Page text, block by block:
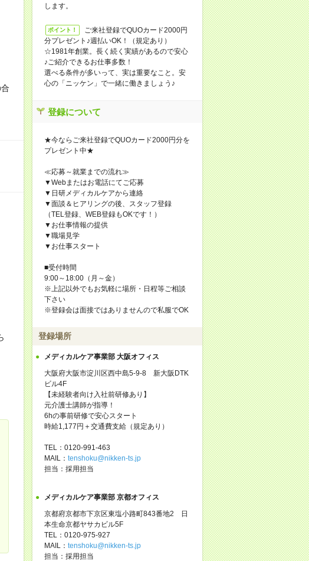
します。
ポイント！
ご来社登録でQUOカード2000円
分プレゼント♪週払いOK！（規定あり）
☆1981年創業。長く続く実績があるので安心
♪ご紹介できるお仕事多数！
選べる条件が多いって、実は重要なこと。安
心の「ニッケン」で一緒に働きましょう♪
登録について
★今ならご来社登録でQUOカード2000円分を
プレゼント中★
≪応募～就業までの流れ≫
▼Webまたはお電話にてご応募
▼日研メディカルケアから連絡
▼面談＆ヒアリングの後、スタッフ登録
（TEL登録、WEB登録もOKです！）
▼お仕事情報の提供
▼職場見学
▼お仕事スタート
■受付時間
9:00～18:00（月～金）
※上記以外でもお気軽に場所・日程等ご相談
下さい
※登録会は面接ではありませんので私服でOK
登録場所
メディカルケア事業部 大阪オフィス
大阪府大阪市淀川区西中島5-9-8 新大阪DTK
ビル4F
【未経験者向け入社前研修あり】
元介護士講師が指導！
6hの事前研修で安心スタート
時給1,177円＋交通費支給（規定あり）
TEL：0120-991-463
MAIL： tenshoku@nikken-ts.jp
担当：採用担当
メディカルケア事業部 京都オフィス
京都府京都市下京区東塩小路町843番地2 日
本生命京都ヤサカビル5F
TEL：0120-975-927
MAIL： tenshoku@nikken-ts.jp
担当：採用担当